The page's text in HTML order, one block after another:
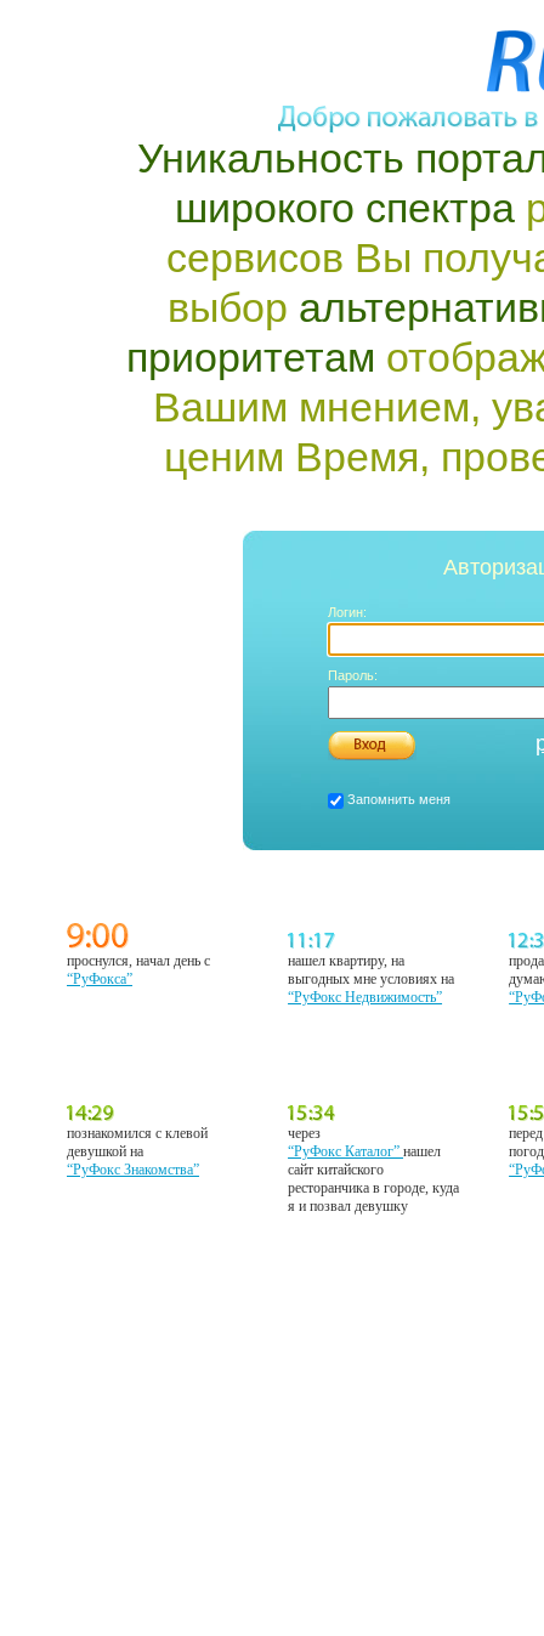
Уникальность
широкого спектра
сервисов Вы
выбор
приоритетам
Вашим мнением,
ценим Время,
Логин:
Пароль:
Запомнить меня
проснулся, начал день с
“РуФокса”
нашел квартиру, на
выгодных мне условиях на
“РуФокс Недвижимость”
познакомился с клевой
девушкой на
“РуФокс Знакомства”
через
“РуФокс Каталог”нашел
сайт китайского
ресторанчика в городе, куда
я и позвал девушку